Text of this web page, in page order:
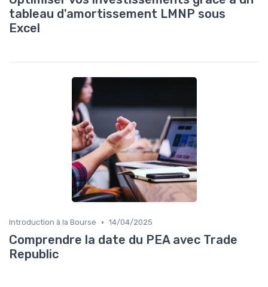
tableau d'amortissement LMNP sous
Excel
Introduction à la Bourse • 14/04/2025
Comprendre la date du PEA avec Trade
Republic